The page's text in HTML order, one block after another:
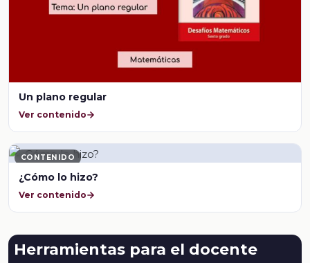
Un plano regular
Ver contenido
CONTENIDO
¿Cómo lo hizo?
Ver contenido
Herramientas para el docente